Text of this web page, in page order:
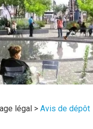
légal > Avis de dépôt